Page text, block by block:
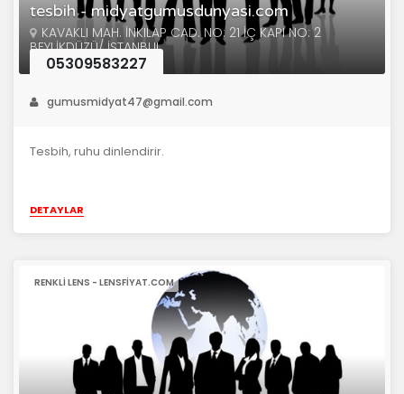
tesbih - midyatgumusdunyasi.com
KAVAKLI MAH. İNKILAP CAD. NO: 21 İÇ KAPI NO: 2
BEYLİKDÜZÜ/ İSTANBUL
05309583227
gumusmidyat47@gmail.com
Tesbih, ruhu dinlendirir.
DETAYLAR
RENKLI LENS - LENSFIYAT.COM